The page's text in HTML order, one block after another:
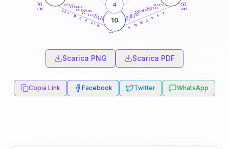
50
anni
60
70
anni
51-52,5
52,5-53,5
53,5-54
56-57,5
57,5-58,5
58,5-59
61-62,5
62,5-63,5
63,5-64
66-67,5
67,5-68,5
68,5-69
7
5
8
3
16
13
5
4
21
5
11
14
3
22
10
4
55anni
65anni
Scarica PNG Scarica PDF
Copia Link Facebook Twitter WhatsApp